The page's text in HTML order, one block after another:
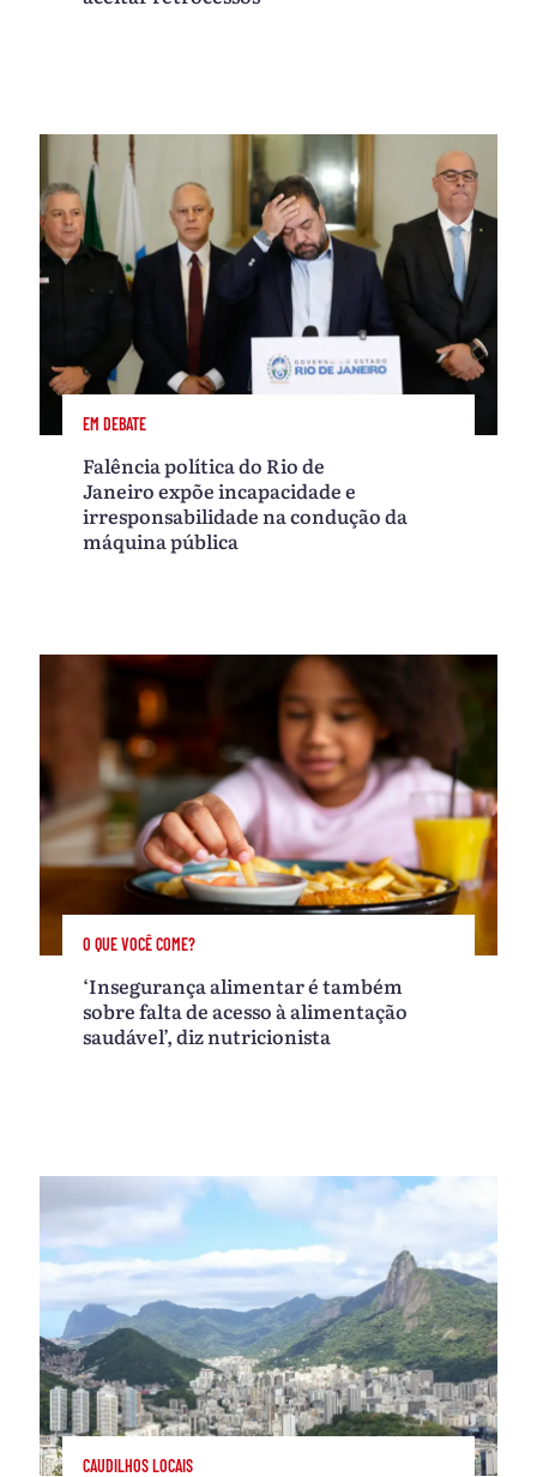
EM DEBATE
Falência política do Rio de
Janeiro expõe incapacidade e
irresponsabilidade na condução da
máquina pública
O QUE VOCÊ COME?
‘Insegurança alimentar é também
sobre falta de acesso à alimentação
saudável’, diz nutricionista
CAUDILHOS LOCAIS